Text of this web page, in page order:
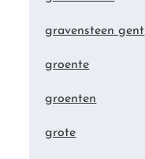
gravensteen gent
groente
groenten
grote